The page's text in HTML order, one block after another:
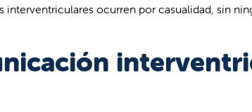
ocurren por casualidad, sin